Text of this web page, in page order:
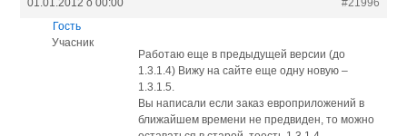
Гость
Учасник
Работаю еще в предыдущей версии (до
1.3.1.4) Вижу на сайте еще одну новую –
1.3.1.5.
Вы написали если заказ европриложений в
ближайшем времени не предвиден, то можно